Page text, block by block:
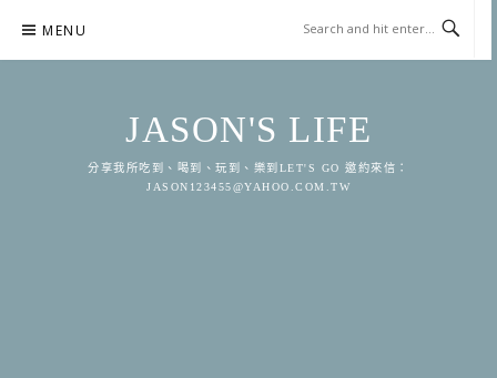
content
MENU
JASON'S LIFE
分享我所吃到、喝到、玩到、樂到LET'S GO 邀約來信：
JASON123455@YAHOO.COM.TW